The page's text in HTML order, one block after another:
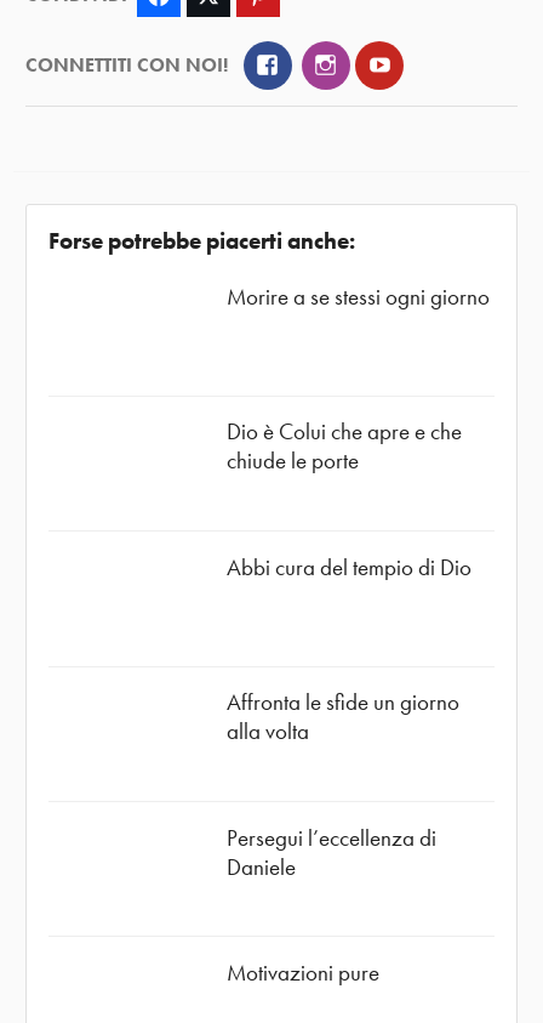
CONNETTITI CON NOI! FacebookInstagramYouTube
Forse potrebbe piacerti anche:
Morire a se stessi ogni giorno
Dio è Colui che apre e che
chiude le porte
Abbi cura del tempio di Dio
Affronta le sfide un giorno
alla volta
Persegui l’eccellenza di
Daniele
Motivazioni pure